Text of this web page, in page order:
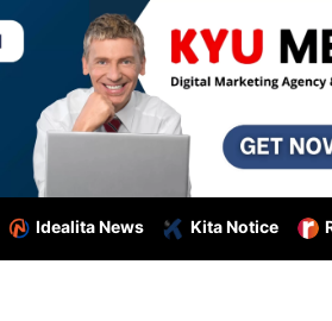
Idealita News Kita Notice